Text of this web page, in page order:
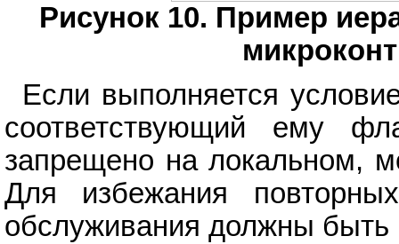
Рисунок 10. Пример
Если выполняется
соответствующий ему
запрещено на локальном,
Для избежания
обслуживания должны